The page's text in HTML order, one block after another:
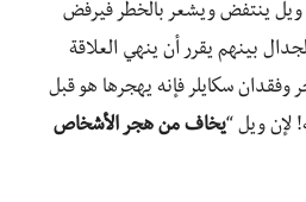
ينتفض ويشعر بالخطر فيرفض
بينهم يقرر أن ينهي العلاقة
سكايلر فإنه يهجرها هو قبل
لإن ويل “يخاف من هجر الأشخاص